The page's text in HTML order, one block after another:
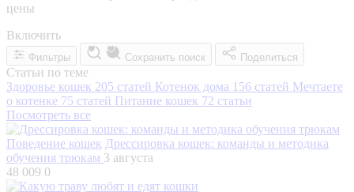
цены
Включить
Фильтры Сохранить поиск Поделиться
Статьи по теме
Здоровье кошек 205 статей Котенок дома 156 статей Мечтаете
о котенке 75 статей Питание кошек 72 статьи
Посмотреть все
Поведение кошек Дрессировка кошек: команды и методика
обучения трюкам 3 августа
48 009 0